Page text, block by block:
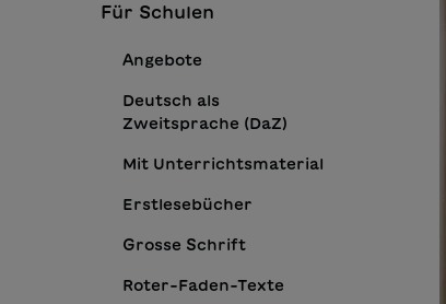
Für Schulen
Angebote
Deutsch als
Zweitsprache (DaZ)
Mit Unterrichtsmaterial
Erstlesebücher
Grosse Schrift
Roter-Faden-Texte